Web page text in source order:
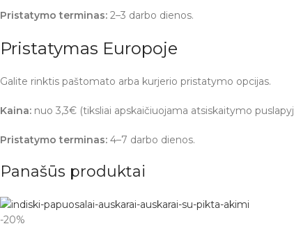
Pristatymo terminas: 2–3 darbo dienos.
Pristatymas Europoje
Galite rinktis paštomato arba kurjerio pristatymo opcijas.
Kaina: nuo 3,3€ (tiksliai apskaičiuojama atsiskaitymo
Pristatymo terminas: 4–7 darbo dienos.
Panašūs produktai
-20%